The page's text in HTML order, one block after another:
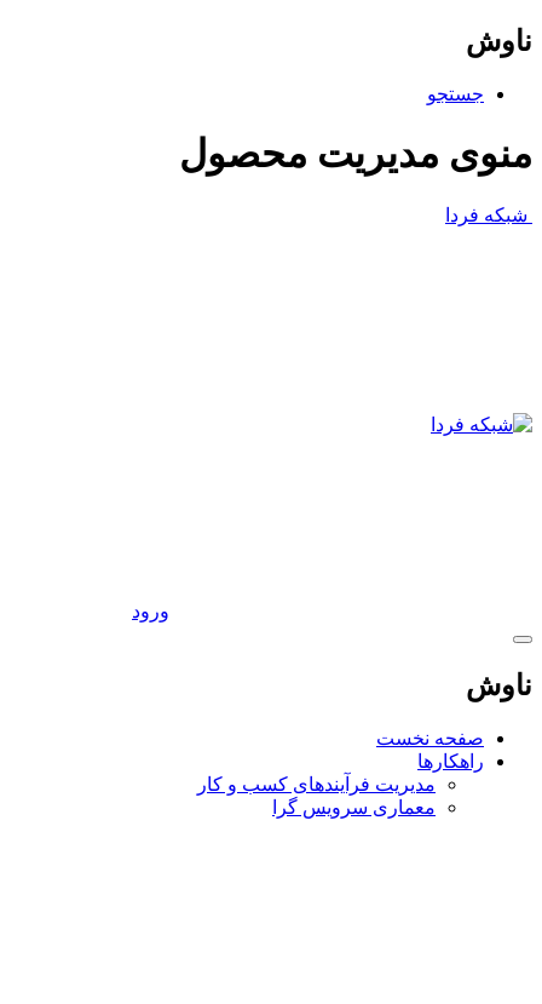
ناوش
جستجو
منوی مدیریت محصول
شبکه فردا
ورود
ناوش
صفحه نخست
راهکارها
مدیریت فرآیندهای کسب و کار
معماری سرویس گرا